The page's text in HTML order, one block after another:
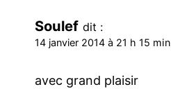
Soulef dit :
14 janvier 2014 à 21 h 15 min
avec grand plaisir